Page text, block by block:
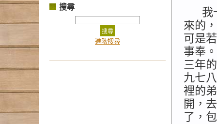
搜尋
進階搜尋
我
來的
可是
事奉
三年
九七
裡的
開，
了，